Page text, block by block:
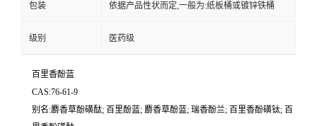
包装 依据产品性状而定,一般为:纸板桶或镀锌铁桶
级别 医药级
百里香酚蓝
CAS:76-61-9
别名:麝香草酚磺酞; 百里酚蓝; 麝香草酚蓝; 瑞香酚兰; 百里香酚磺钛; 百